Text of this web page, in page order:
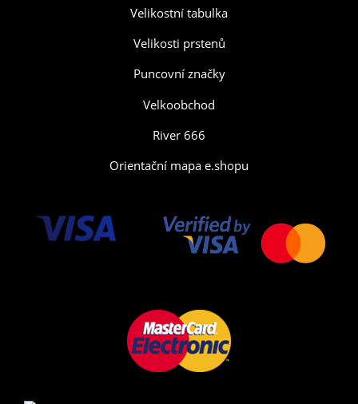
Velikostní tabulka
Velikosti prstenů
Puncovní značky
Velkoobchod
River 666
Orientační mapa e.shopu